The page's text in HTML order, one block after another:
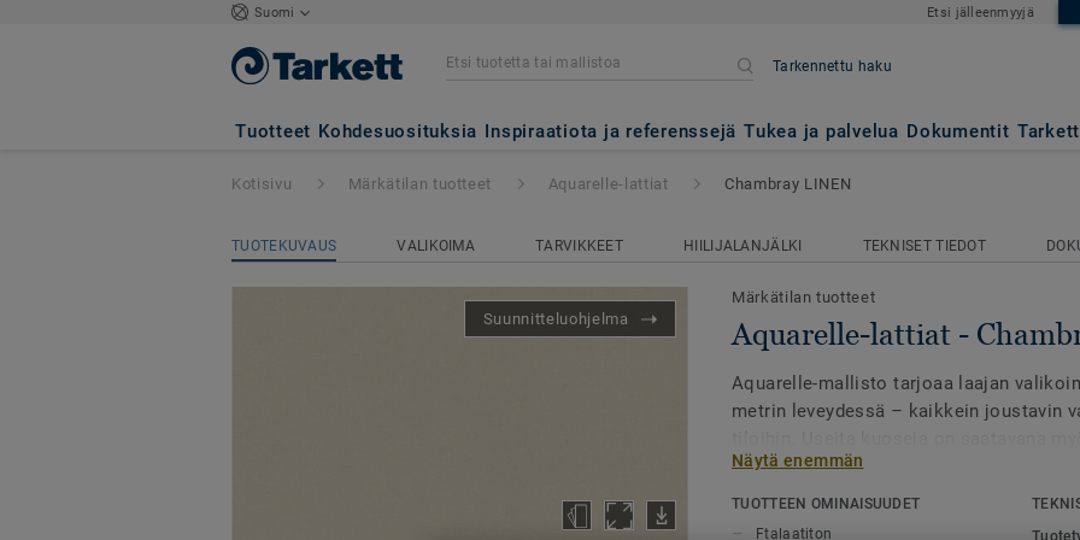
Suomi Etsi jälleenmyyjä
Tarkennettu haku
Tuotteet Kohdesuosituksia Inspiraatiota ja referenssejä Tukea ja palvelua Dokumentit
Aquarelle-lattiat - Chambray LINEN
Kotisivu Märkätilan tuotteet Aquarelle-lattiat Chambray LINEN
TUOTEKUVAUS VALIKOIMA TARVIKKEET HIILIJALANJÄLKI TEKNISET TIEDOT
Suunnitteluohjelma
Märkätilan tuotteet
Aquarelle-lattiat -
Aquarelle-mallisto tarjoaa laajan
metrin leveydessä – kaikkein joustavin
leveydessä, mikä mahdollistaa
asennuksen.
Näytä enemmän
TUOTTEEN OMINAISUUDET
Ftalaatiton